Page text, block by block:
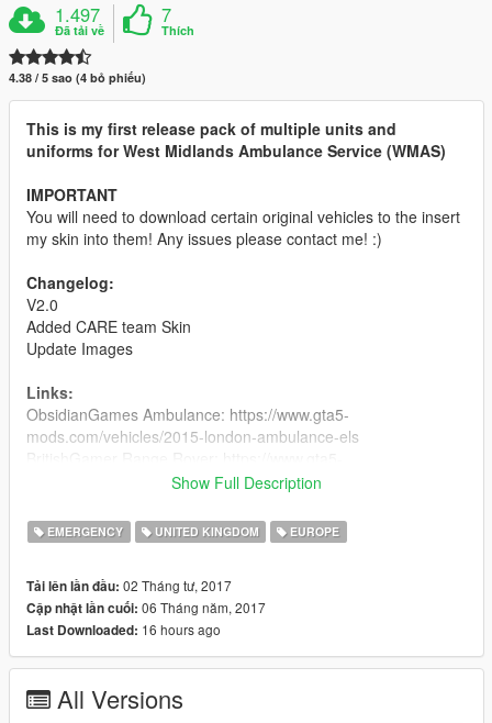
1.497
Đã tải về
7
Thích
4.38 / 5 sao (4 bỏ phiếu)
This is my first release pack of multiple units and
uniforms for West Midlands Ambulance Service (WMAS)
IMPORTANT
You will need to download certain original vehicles to the insert
my skin into them! Any issues please contact me! :)
Changelog:
V2.0
Added CARE team Skin
Update Images
Links:
ObsidianGames Ambulance: https://www.gta5-
mods.com/vehicles/2015-london-ambulance-els
mods.com/vehicles/2017-police-range-rover-svr
metropolitan-police-bmw-r1200rt/
SwedishModding Volvo: https://www.gta5-
Show Full Description
EMERGENCY UNITED KINGDOM EUROPE
Tải lên lần đầu: 02 Tháng tư, 2017
Cập nhật lần cuối: 06 Tháng năm, 2017
Last Downloaded: 16 hours ago
All Versions